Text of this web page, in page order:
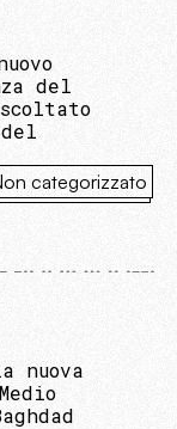
del
categorizzato
nuova